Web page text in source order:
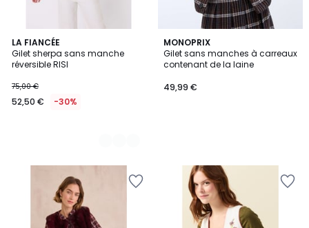
LA FIANCÉE
Gilet sherpa sans manche
réversible RISI
75,00 €
52,50 € -30%
2
Couleurs
MONOPRIX
Gilet sans manches à carreaux
contenant de la laine
49,99 €